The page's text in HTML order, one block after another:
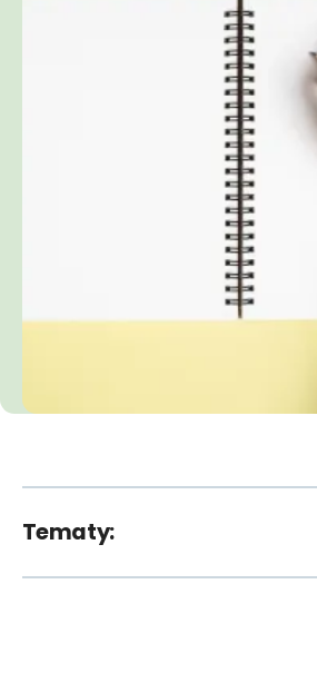
Tematy: